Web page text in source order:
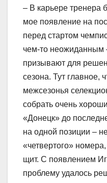
– В карьере тренера
мое появление на
перед стартом
чем-то неожиданным
призывают для
сезона. Тут главное,
межсезонья
собрать очень
«Донецк» до
на одной позиции –
«четвертого»
щит. С появлением
проблему удалось